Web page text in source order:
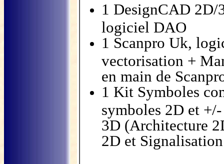
1 DesignCAD
logiciel DAO
1 Scanpro Uk,
vectorisation +
en main de
1 Kit Symboles
symboles 2D et
3D (Architecture
2D et